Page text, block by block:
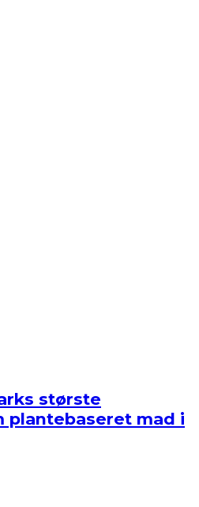
største
plantebaseret mad i